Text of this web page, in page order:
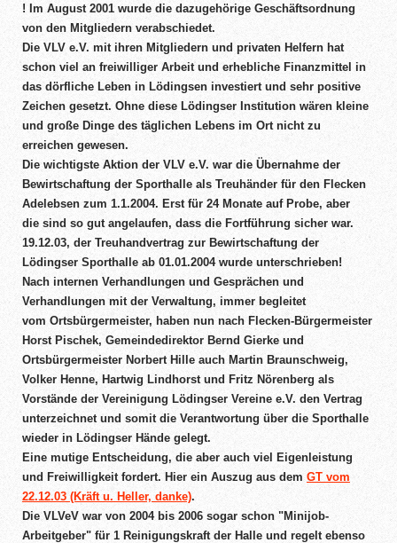
! Im August 2001 wurde die dazugehörige Geschäftsordnung
von den Mitgliedern verabschiedet.
Die VLV e.V. mit ihren Mitgliedern und privaten Helfern hat
schon viel an freiwilliger Arbeit und erhebliche Finanzmittel in
das dörfliche Leben in Lödingsen investiert und sehr positive
Zeichen gesetzt. Ohne diese Lödingser Institution wären kleine
und große Dinge des täglichen Lebens im Ort nicht zu
erreichen gewesen.
Die wichtigste Aktion der VLV e.V. war die Übernahme der
Bewirtschaftung der Sporthalle als Treuhänder für den Flecken
Adelebsen zum 1.1.2004. Erst für 24 Monate auf Probe, aber
die sind so gut angelaufen, dass die Fortführung sicher war.
19.12.03, der Treuhandvertrag zur Bewirtschaftung der
Lödingser Sporthalle ab 01.01.2004 wurde unterschrieben!
Nach internen Verhandlungen und Gesprächen und
Verhandlungen mit der Verwaltung, immer begleitet
vom Ortsbürgermeister, haben nun nach Flecken-Bürgermeister
Horst Pischek, Gemeindedirektor Bernd Gierke und
Ortsbürgermeister Norbert Hille auch Martin Braunschweig,
Volker Henne, Hartwig Lindhorst und Fritz Nörenberg als
Vorstände der Vereinigung Lödingser Vereine e.V. den Vertrag
unterzeichnet und somit die Verantwortung über die Sporthalle
wieder in Lödingser Hände gelegt.
Eine mutige Entscheidung, die aber auch viel Eigenleistung
und Freiwilligkeit fordert. Hier ein Auszug aus dem GT vom
22.12.03 (Kräft u. Heller, danke).
Die VLVeV war von 2004 bis 2006 sogar schon "Minijob-
Arbeitgeber" für 1 Reinigungskraft der Halle und regelt ebenso